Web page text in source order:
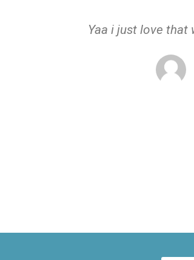
Yaa i just love that